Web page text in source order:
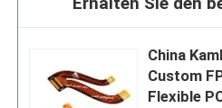
China
Custom
Flexible